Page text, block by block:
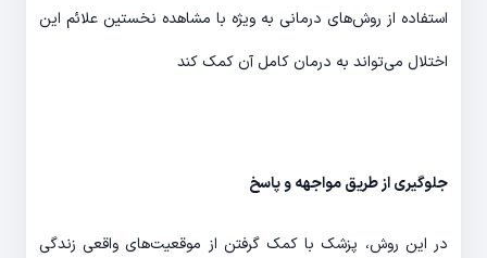
استفاده از روش‌های درمانی به ویژه با مشاهده نخستین علائم این
اختلال می‌تواند به درمان کامل آن کمک کند
جلوگیری از طریق مواجهه و پاسخ
در این روش، پزشک با کمک گرفتن از موقعیت‌های واقعی زندگی